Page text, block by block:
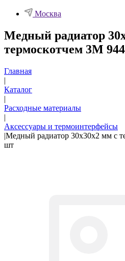
Москва
Медный радиатор
термоскотчем 3M
Главная
|
Каталог
|
Расходные материалы
|
Аксессуары и термоинтерфейсы
|Медный радиатор 30х30х2 мм с
шт